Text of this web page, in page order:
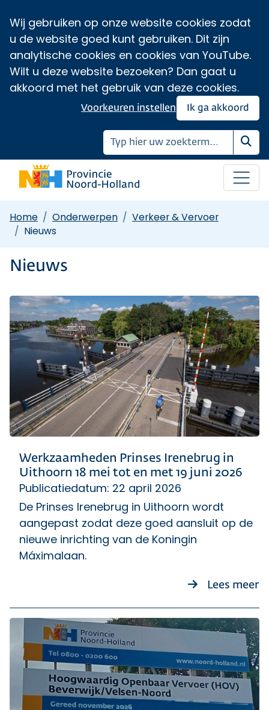
Wij gebruiken op onze website cookies zodat
u de website goed kunt gebruiken. Dit zijn
analytische cookies en cookies van YouTube.
Wilt u deze website bezoeken? Dan gaat u
akkoord met het gebruik van deze cookies.
Ik ga akkoord
Voorkeuren instellen
Home Onderwerpen
Verkeer & Vervoer
Nieuws
Nieuws
Werkzaamheden Prinses Irenebrug in
Uithoorn 18 mei tot en met 19 juni 2026
Publicatiedatum: 22 april 2026
De Prinses Irenebrug in Uithoorn wordt
aangepast zodat deze goed aansluit op de
nieuwe inrichting van de Koningin
Máximalaan.
Lees meer